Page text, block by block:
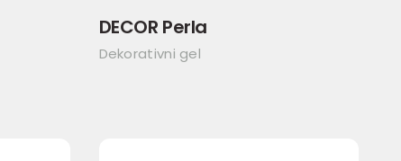
DECOR Perla
Dekorativni gel